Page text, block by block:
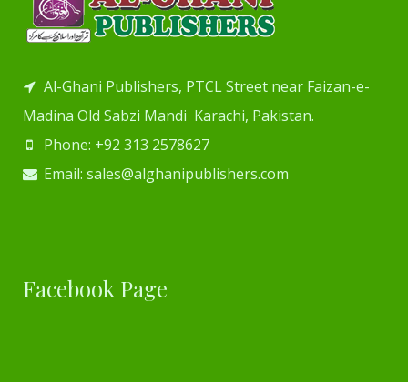
Al-Ghani Publishers, PTCL Street near Faizan-e-
Madina Old Sabzi Mandi Karachi, Pakistan.
Phone: +92 313 2578627
Email: sales@alghanipublishers.com
Facebook Page